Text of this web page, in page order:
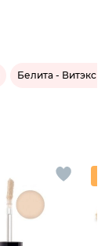
Белита - Витэкс